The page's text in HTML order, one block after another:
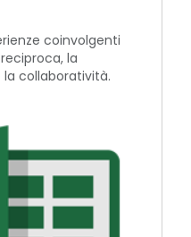
coinvolgenti
la
collaboratività.